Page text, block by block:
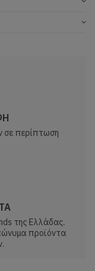
σε περίπτωση
της Ελλάδας.
προϊόντα